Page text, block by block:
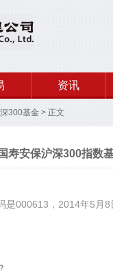
资讯
300基金 > 正文
国寿安保沪深300指数
是000613，2014年5月8